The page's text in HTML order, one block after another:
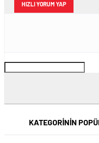
HIZLI YORUM YAP
KATEGORİNİN